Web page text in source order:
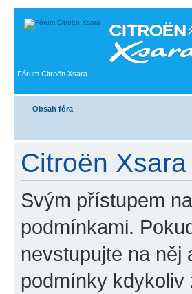
Fórum Citroën Xsara
Obsah fóra
Citroën
Svým přístupem
podmínkami.
nevstupujte na něj
podmínky